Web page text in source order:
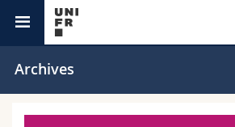
Université
Facultés
Archives